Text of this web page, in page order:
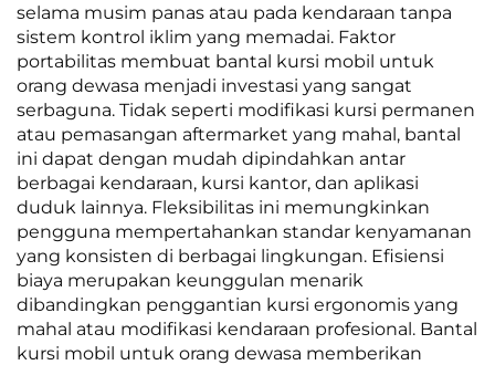
selama musim panas atau pada kendaraan tanpa
sistem kontrol iklim yang memadai. Faktor
portabilitas membuat bantal kursi mobil untuk
orang dewasa menjadi investasi yang sangat
serbaguna. Tidak seperti modifikasi kursi permanen
atau pemasangan aftermarket yang mahal, bantal
ini dapat dengan mudah dipindahkan antar
berbagai kendaraan, kursi kantor, dan aplikasi
duduk lainnya. Fleksibilitas ini memungkinkan
pengguna mempertahankan standar kenyamanan
yang konsisten di berbagai lingkungan. Efisiensi
biaya merupakan keunggulan menarik
dibandingkan penggantian kursi ergonomis yang
mahal atau modifikasi kendaraan profesional. Bantal
kursi mobil untuk orang dewasa memberikan